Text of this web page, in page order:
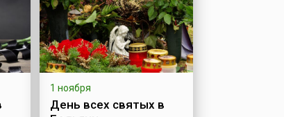
1 ноября
День всех святых в